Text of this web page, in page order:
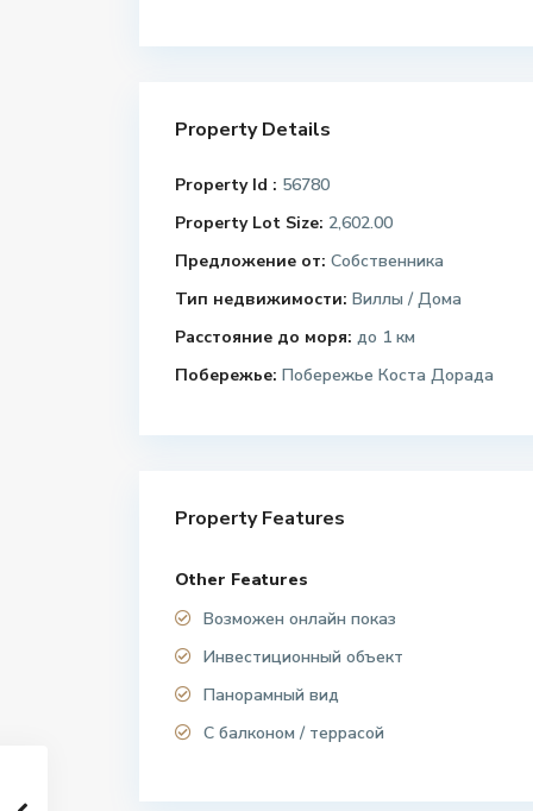
Property Details
Property Id : 56780
Property Lot Size: 2,602.00
Предложение от: Собственника
Тип недвижимости: Виллы / Дома
Расстояние до моря: до 1 км
Побережье: Побережье Коста Дорада
Property Features
Other Features
Возможен онлайн показ
Инвестиционный объект
Панорамный вид
С балконом / террасой